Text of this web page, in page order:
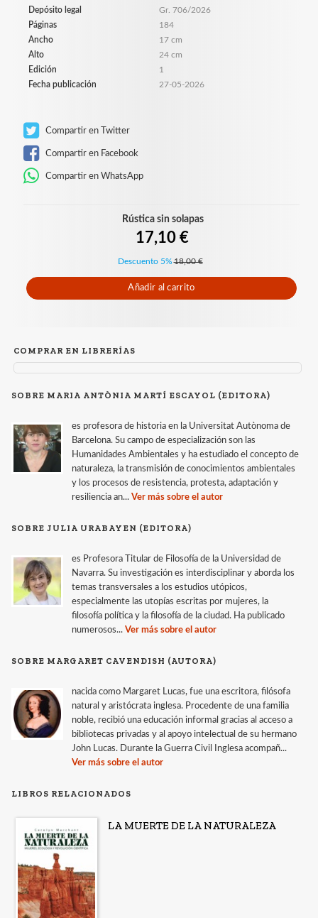
Depósito legal
Gr. 706/2026
Páginas
184
Ancho
17 cm
Alto
24 cm
Edición
1
Fecha publicación
27-05-2026
Compartir en Twitter
Compartir en Facebook
Compartir en WhatsApp
Rústica sin solapas
17,10 €
Descuento 5% 18,00 €
Añadir al carrito
COMPRAR EN LIBRERÍAS
SOBRE MARIA ANTÒNIA MARTÍ ESCAYOL (EDITORA)
es profesora de historia en la Universitat Autònoma de
Barcelona. Su campo de especialización son las
Humanidades Ambientales y ha estudiado el concepto de
naturaleza, la transmisión de conocimientos ambientales
y los procesos de resistencia, protesta, adaptación y
resiliencia an... Ver más sobre el autor
SOBRE JULIA URABAYEN (EDITORA)
es Profesora Titular de Filosofía de la Universidad de
Navarra. Su investigación es interdisciplinar y aborda los
temas transversales a los estudios utópicos,
especialmente las utopías escritas por mujeres, la
filosofía política y la filosofía de la ciudad. Ha publicado
numerosos... Ver más sobre el autor
SOBRE MARGARET CAVENDISH (AUTORA)
nacida como Margaret Lucas, fue una escritora, filósofa
natural y aristócrata inglesa. Procedente de una familia
noble, recibió una educación informal gracias al acceso a
bibliotecas privadas y al apoyo intelectual de su hermano
John Lucas. Durante la Guerra Civil Inglesa acompañ...
Ver más sobre el autor
LIBROS RELACIONADOS
LA MUERTE DE LA NATURALEZA